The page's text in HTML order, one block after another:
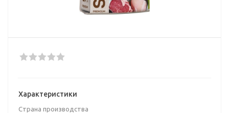
Характеристики
Страна производства